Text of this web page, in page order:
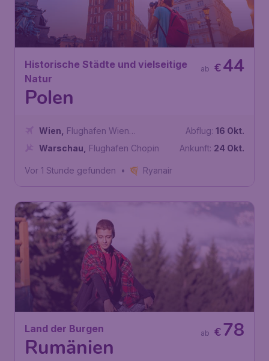
Historische Städte und vielseitige
Natur
Polen
€44
ab
Wien
Flughafen Wien
Schwechat
Warschau Flughafen Chopin
Abflug: 16 Okt.
Ankunft: 24 Okt.
Vor 1 Stunde gefunden • Ryanair
Land der Burgen
Rumänien
€78
ab